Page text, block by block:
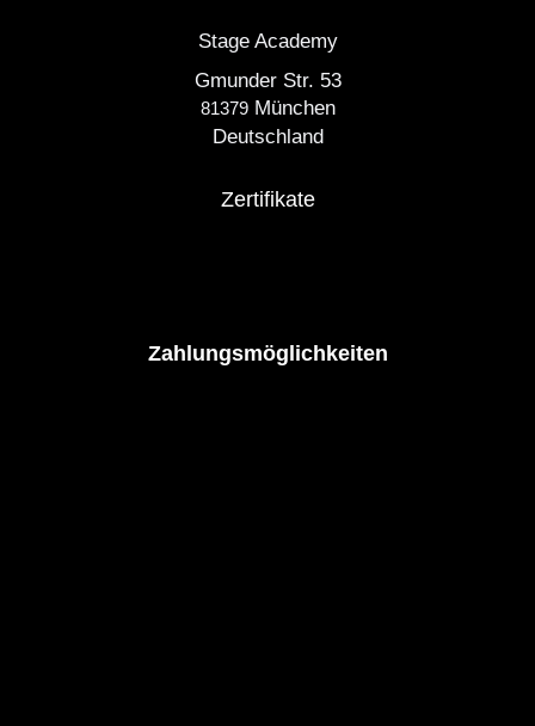
Stage Academy
Gmunder Str. 53
81379München
Deutschland
Zertifikate
Zahlungsmöglichkeiten